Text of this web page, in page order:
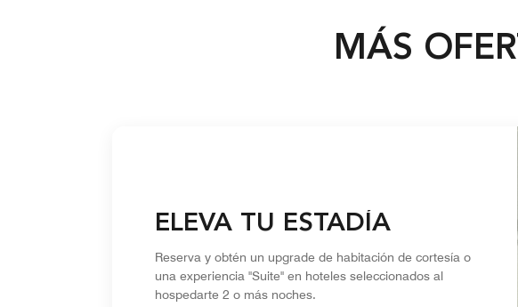
MÁS
ELEVA TU ESTADÍA
Reserva y obtén un upgrade de habitación de cortesía o
una experiencia "Suite" en hoteles seleccionados al
hospedarte 2 o más noches.